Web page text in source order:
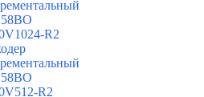
R2
R2